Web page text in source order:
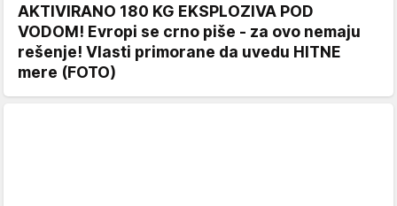
AKTIVIRANO 180 KG EKSPLOZIVA POD
VODOM! Evropi se crno piše - za ovo nemaju
rešenje! Vlasti primorane da uvedu HITNE
mere (FOTO)